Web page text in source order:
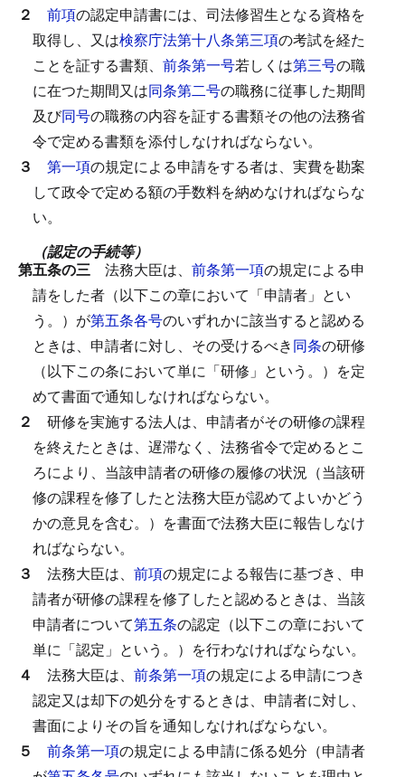
２ 前項の認定申請書には、司法修習生となる資格を
取得し、又は検察庁法第十八条第三項の考試を経た
ことを証する書類、 前条第一号若しくは第三号の職
に在つた期間又は同条第二号の職務に従事した期間
及び同号の職務の内容を証する書類その他の法務省
令で定める書類を添付しなければならない。
３ 第一項の規定による申請をする者は、実費を勘案
して政令で定める額の手数料を納めなければならな
い。
（認定の手続等）
第五条の三 法務大臣は、 前条第一項の規定による申
請をした者（以下この章において「申請者」とい
う。）が第五条各号のいずれかに該当すると認める
ときは、申請者に対し、その受けるべき同条の研修
（以下この条において単に「研修」という。）を定
めて書面で通知しなければならない。
２ 研修を実施する法人は、申請者がその研修の課程
を終えたときは、遅滞なく、法務省令で定めるとこ
ろにより、当該申請者の研修の履修の状況（当該研
修の課程を修了したと法務大臣が認めてよいかどう
かの意見を含む。）を書面で法務大臣に報告しなけ
ればならない。
３ 法務大臣は、 前項の規定による報告に基づき、申
請者が研修の課程を修了したと認めるときは、当該
申請者について第五条の認定（以下この章において
単に「認定」という。）を行わなければならない。
４ 法務大臣は、 前条第一項の規定による申請につき
認定又は却下の処分をするときは、申請者に対し、
書面によりその旨を通知しなければならない。
５ 前条第一項の規定による申請に係る処分（申請者